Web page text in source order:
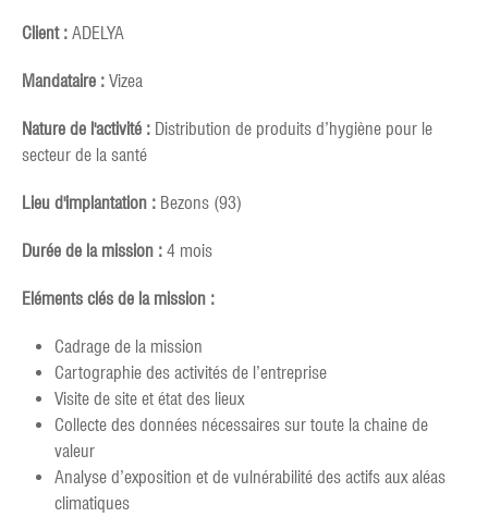
Client : ADELYA
Mandataire : Vizea
Nature de l'activité : Distribution de produits d’hygiène pour le
secteur de la santé
Lieu d'implantation : Bezons (93)
Durée de la mission : 4 mois
Eléments clés de la mission :
Cadrage de la mission
Cartographie des activités de l’entreprise
Visite de site et état des lieux
Collecte des données nécessaires sur toute la chaine de
valeur
Analyse d’exposition et de vulnérabilité des actifs aux aléas
climatiques